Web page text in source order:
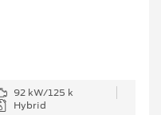
92 kW/125 k
Hybrid